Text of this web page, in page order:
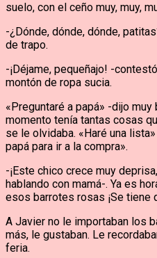
suelo, con el ceño muy, muy,
-¿Dónde, dónde, dónde,
de trapo.
-¡Déjame, pequeñajo! -
montón de ropa sucia.
«Preguntaré a papá» -dijo
momento tenía tantas cosas
se le olvidaba. «Haré una
papá para ir a la compra».
-¡Este chico crece muy
hablando con mamá-. Ya es
esos barrotes rosas ¡Se tiene
A Javier no le importaban los
más, le gustaban. Le
feria.